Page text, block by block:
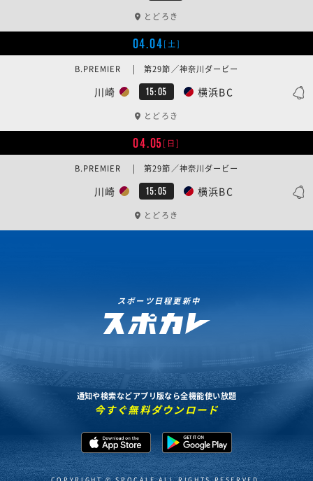
とどろき
04.04[土]
川崎 15:05 横浜BC
B.PREMIER | 第29節／神奈川ダービー
とどろき
04.05[日]
川崎 15:05 横浜BC
B.PREMIER | 第29節／神奈川ダービー
とどろき
スポーツ日程更新中
通知や検索などアプリ版なら全機能使い放題
今すぐ無料ダウンロード